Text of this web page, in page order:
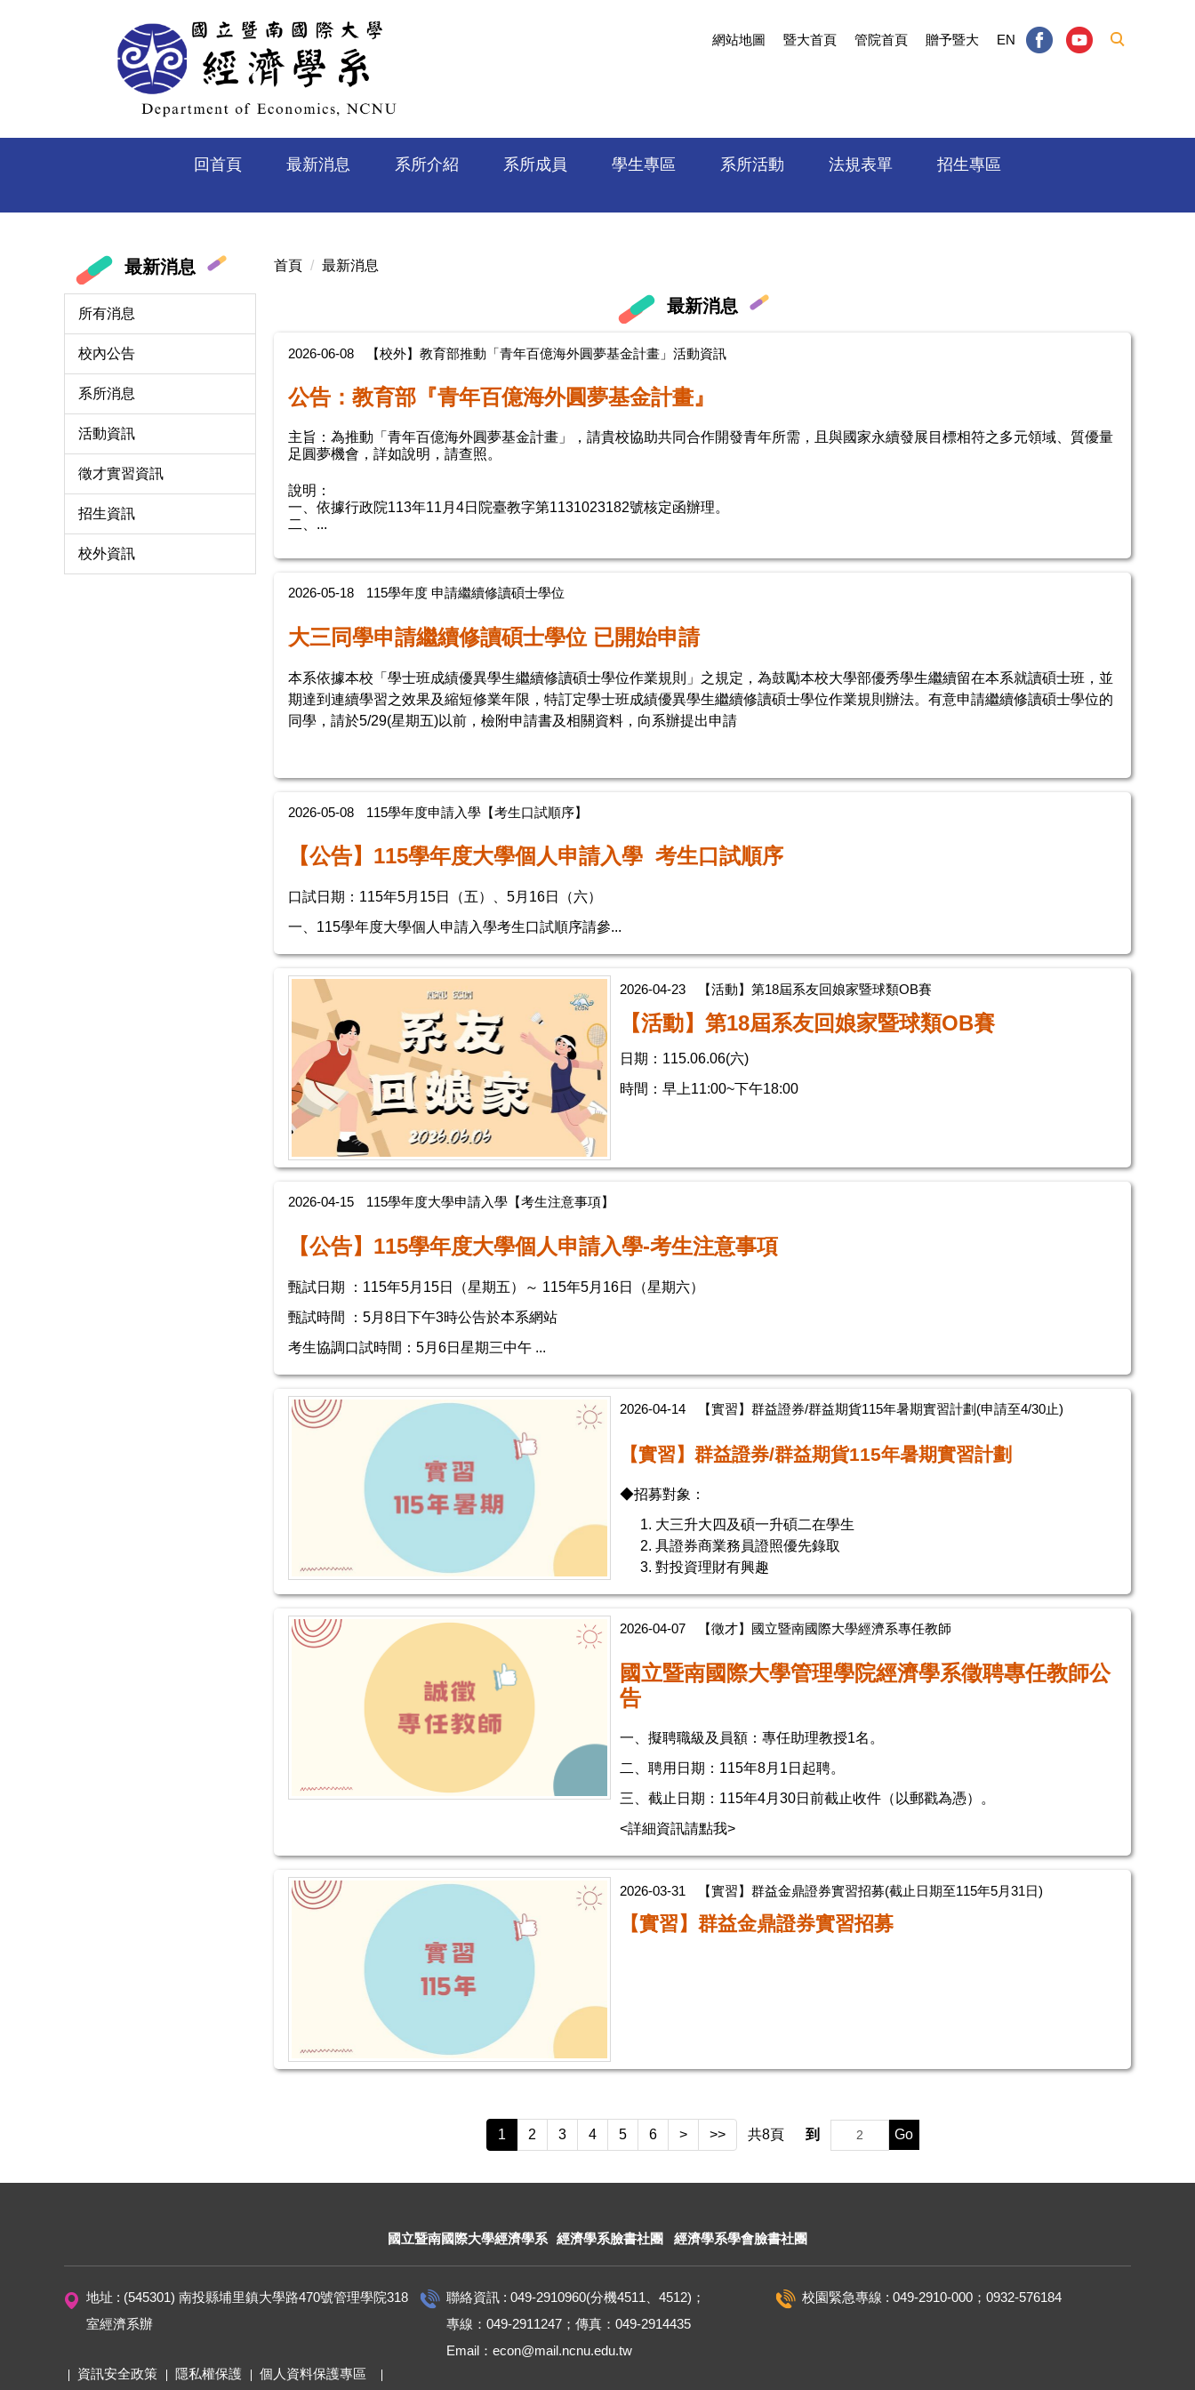
區
網站地圖 暨大首頁 管院首頁 贈予暨大 EN
回首頁 最新消息 系所介紹 系所成員 學生專區 系所活動 法規表單 招生專區
最新消息
所有消息
校內公告
系所消息
活動資訊
徵才實習資訊
招生資訊
校外資訊
首頁 最新消息
最新消息
2026-06-08 【校外】教育部推動「青年百億海外圓夢基金計畫」活動資訊
公告：教育部『青年百億海外圓夢基金計畫』
主旨：為推動「青年百億海外圓夢基金計畫」，請貴校協助共同合作開發青年所需，且與國家永續發展目標相符之多元領域、質優量
足圓夢機會，詳如說明，請查照。
說明：
一、依據行政院113年11月4日院臺教字第1131023182號核定函辦理。
二、...
2026-05-18 115學年度 申請繼續修讀碩士學位
大三同學申請繼續修讀碩士學位 已開始申請
本系依據本校「學士班成績優異學生繼續修讀碩士學位作業規則」之規定，為鼓勵本校大學部優秀學生繼續留在本系就讀碩士班，並
期達到連續學習之效果及縮短修業年限，特訂定學士班成績優異學生繼續修讀碩士學位作業規則辦法。有意申請繼續修讀碩士學位的
同學，請於5/29(星期五)以前，檢附申請書及相關資料，向系辦提出申請
2026-05-08 115學年度申請入學【考生口試順序】
【公告】115學年度大學個人申請入學 考生口試順序
口試日期：115年5月15日（五）、5月16日（六）
一、115學年度大學個人申請入學考生口試順序請參...
2026-04-23 【活動】第18屆系友回娘家暨球類OB賽
【活動】第18屆系友回娘家暨球類OB賽
日期：115.06.06(六)
時間：早上11:00~下午18:00
2026-04-15 115學年度大學申請入學【考生注意事項】
【公告】115學年度大學個人申請入學-考生注意事項
甄試日期 ： 115年5月15日（星期五）～ 115年5月16日（星期六）
甄試時間
：5月8日下午3時公告於本系網站
考生協調口試時間：5月6日星期三中午 ...
2026-04-14 【實習】群益證券/群益期貨115年暑期實習計劃(申請至4/30止)
【實習】群益證券/群益期貨115年暑期實習計劃
◆招募對象：
大三升大四及碩一升碩二在學生
具證券商業務員證照優先錄取
對投資理財有興趣
2026-04-07 【徵才】國立暨南國際大學經濟系專任教師
國立暨南國際大學管理學院經濟學系徵聘專任教師公
告
一、擬聘職級及員額：專任助理教授1名。
二、聘用日期：115年8月1日起聘。
三、截止日期：115年4月30日前截止收件（以郵戳為憑）。
<詳細資訊請點我>
2026-03-31 【實習】群益金鼎證券實習招募(截止日期至115年5月31日)
【實習】群益金鼎證券實習招募
1 2 3 4 5 6 > >> 共8頁 到 Go
國立暨南國際大學經濟學系 經濟學系臉書社團 經濟學系學會臉書社團
地址 : (545301) 南投縣埔里鎮大學路470號管理學院318
室經濟系辦
資訊安全政策 隱私權保護 個人資料保護專區
聯絡資訊 : 049-2910960(分機4511、4512)；
專線：049-2911247；傳真：049-2914435
Email：econ@mail.ncnu.edu.tw
校園緊急專線 : 049-2910-000；0932-576184